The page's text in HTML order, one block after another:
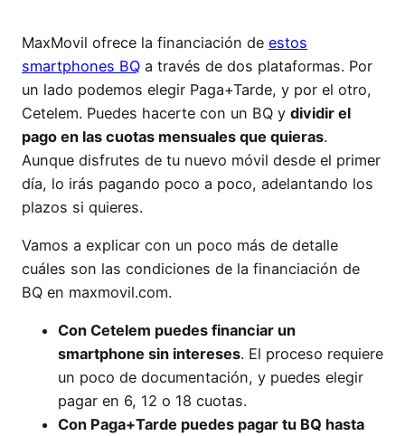
MaxMovil ofrece la financiación de estos
smartphones BQ a través de dos plataformas. Por
un lado podemos elegir Paga+Tarde, y por el otro,
Cetelem. Puedes hacerte con un BQ y dividir el
pago en las cuotas mensuales que quieras.
Aunque disfrutes de tu nuevo móvil desde el primer
día, lo irás pagando poco a poco, adelantando los
plazos si quieres.
Vamos a explicar con un poco más de detalle
cuáles son las condiciones de la financiación de
BQ en maxmovil.com.
Con Cetelem puedes financiar un
smartphone sin intereses. El proceso requiere
un poco de documentación, y puedes elegir
pagar en 6, 12 o 18 cuotas.
Con Paga+Tarde puedes pagar tu BQ hasta